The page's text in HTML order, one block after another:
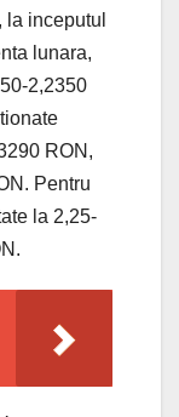
inceputul
lunara,
2,2350
RON,
Pentru
la 2,25-